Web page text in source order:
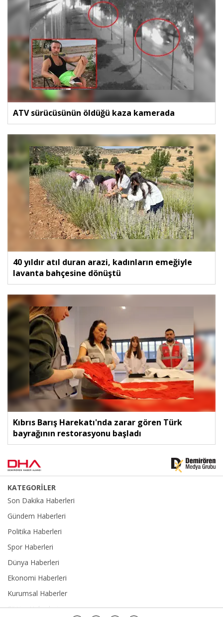
ATV sürücüsünün öldüğü kaza kamerada
40 yıldır atıl duran arazi, kadınların emeğiyle
lavanta bahçesine dönüştü
Kıbrıs Barış Harekatı'nda zarar gören Türk
bayrağının restorasyonu başladı
KATEGORİLER
Son Dakika Haberleri
Gündem Haberleri
Politika Haberleri
Spor Haberleri
Dünya Haberleri
Ekonomi Haberleri
Kurumsal Haberler
Eğitim Haberleri